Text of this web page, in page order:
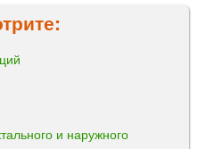
и наружного